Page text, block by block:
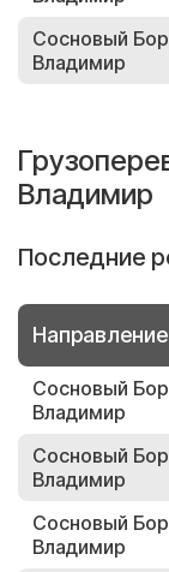
Сосновый
Владимир
Владимир
Последние
Направление
Сосновый
Владимир
Сосновый
Владимир
Сосновый
Владимир